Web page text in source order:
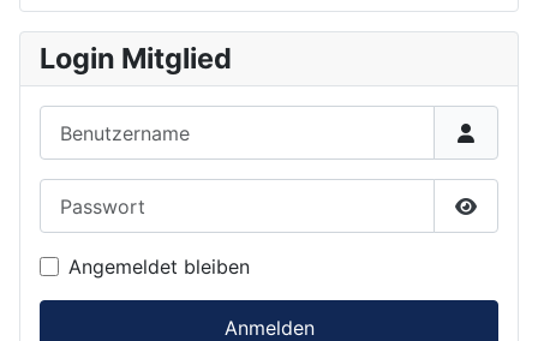
Login Mitglied
Angemeldet bleiben
Anmelden